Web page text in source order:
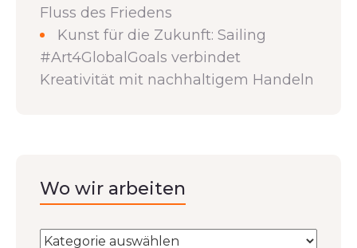
Fluss des Friedens
Kunst für die Zukunft: Sailing
#Art4GlobalGoals verbindet
Kreativität mit nachhaltigem Handeln
Wo wir arbeiten